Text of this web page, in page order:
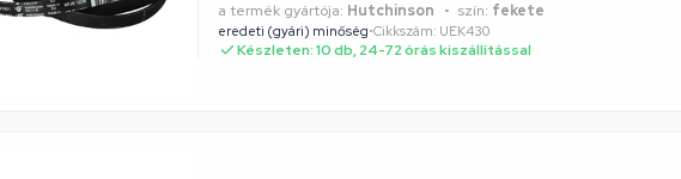
a termék gyártója: Hutchinson szín: fekete
eredeti (gyári) minőség•Cikkszám: UEK430
Készleten: 10 db, 24-72 órás kiszállítással